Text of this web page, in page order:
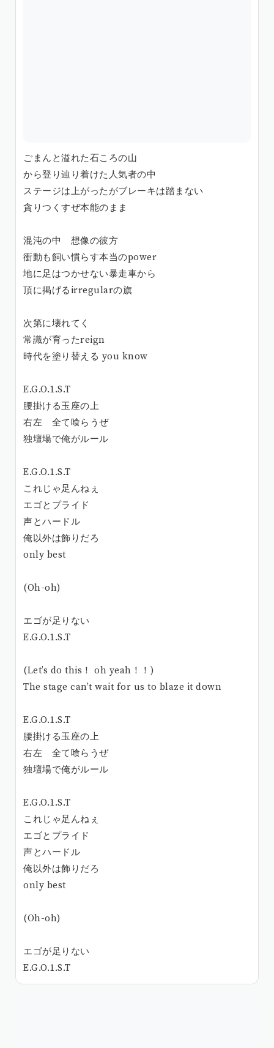
ごまんと溢れた石ころの山
から登り辿り着けた人気者の中
ステージは上がったがブレーキは踏まない
貪りつくすぜ本能のまま
混沌の中 想像の彼方
衝動も飼い慣らす本当のpower
地に足はつかせない暴走車から
頂に掲げるirregularの旗
次第に壊れてく
常識が育ったreign
時代を塗り替える you know
E.G.O.1.S.T
腰掛ける玉座の上
右左 全て喰らうぜ
独壇場で俺がルール
E.G.O.1.S.T
これじゃ足んねぇ
エゴとプライド
声とハードル
俺以外は飾りだろ
only best
(Oh-oh)
エゴが足りない
E.G.O.1.S.T
(Let’s do this！ oh yeah！！)
The stage can’t wait for us to blaze it down
E.G.O.1.S.T
腰掛ける玉座の上
右左 全て喰らうぜ
独壇場で俺がルール
E.G.O.1.S.T
これじゃ足んねぇ
エゴとプライド
声とハードル
俺以外は飾りだろ
only best
(Oh-oh)
エゴが足りない
E.G.O.1.S.T